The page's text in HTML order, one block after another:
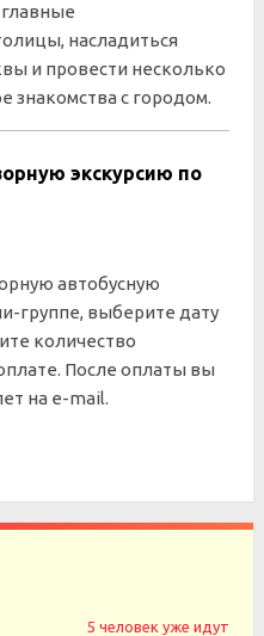
насладиться
и провести несколько
знакомства с городом.
экскурсию по
автобусную
группе, выберите дату
количество
После оплаты вы
на e-mail.
5 человек уже идут